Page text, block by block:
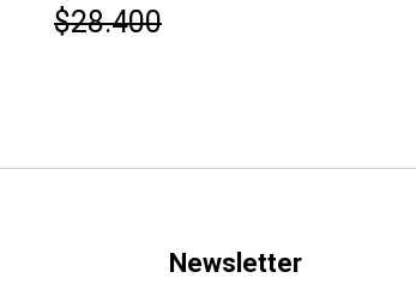
$28.400
Newsletter